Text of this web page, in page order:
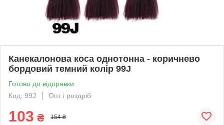
Канекалонова коса однотонна - коричнево
бордовий темний колір 99J
Готово до відправки
Код: 99J
Опт і роздріб
103 ₴ 154 ₴